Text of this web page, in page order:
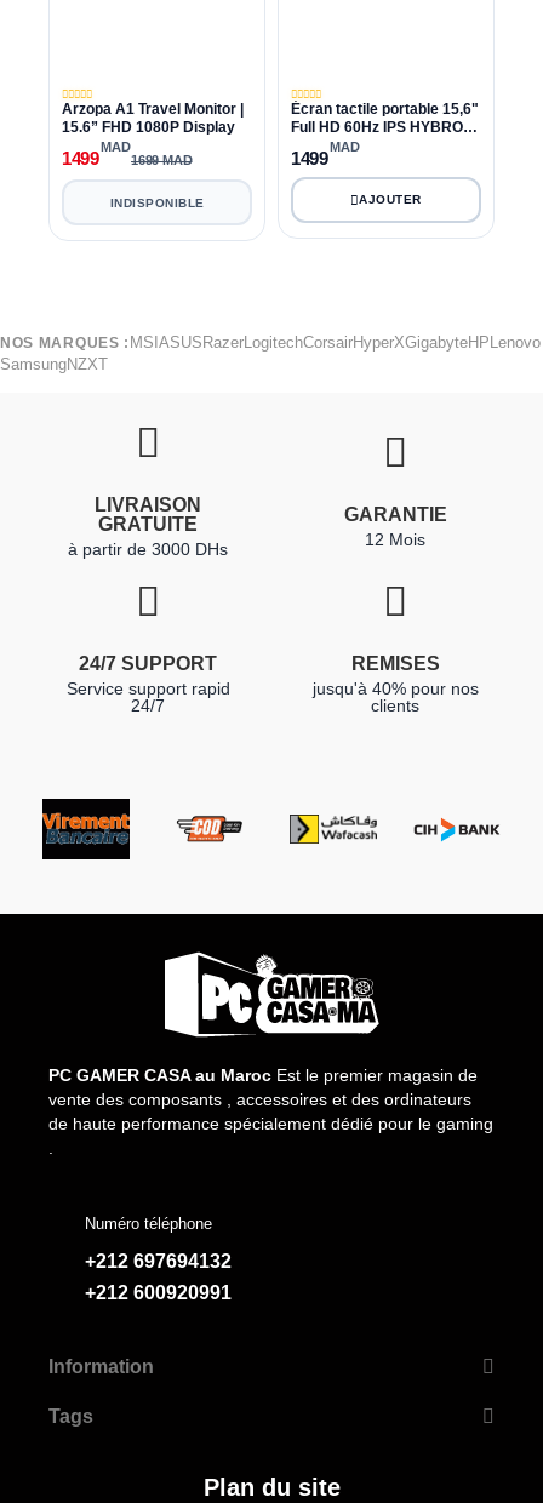
Arzopa A1 Travel Monitor |
15.6” FHD 1080P Display
1499
MAD
1699 MAD
INDISPONIBLE
Écran tactile portable 15,6"
Full HD 60Hz IPS HYBROK
HM15PT (HM15PT)
1499
MAD
NOS MARQUES : MSI ASUS RazerLogitechCorsairHyperXGigabyteHP Lenovo
SamsungNZXT
LIVRAISON
GRATUITE
à partir de 3000 DHs
GARANTIE
12 Mois
24/7 SUPPORT
Service support rapid
24/7
REMISES
jusqu'à 40% pour nos
clients
PC GAMER CASA au Maroc Est le premier magasin de
vente des composants , accessoires et des ordinateurs
de haute performance spécialement dédié pour le gaming
.
Numéro téléphone
+212 697694132
+212 600920991
Information
Tags
Plan du site